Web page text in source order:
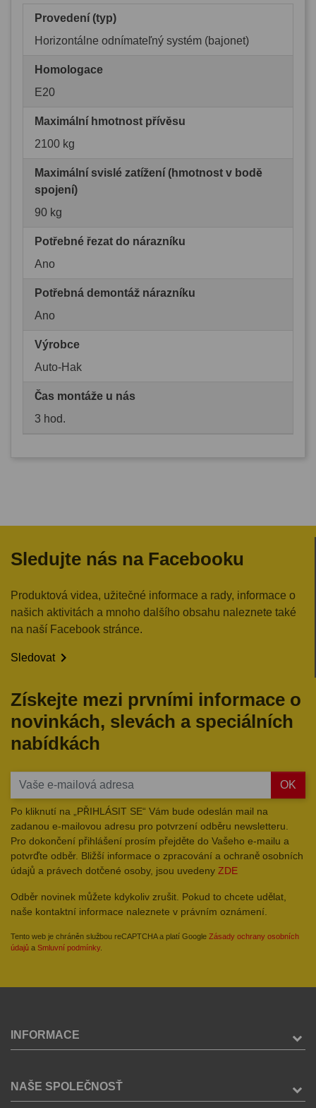
Provedení (typ)
Horizontálne odnímateľný systém (bajonet)
Homologace
E20
Maximální hmotnost přívěsu
2100 kg
Maximální svislé zatížení (hmotnost v bodě
spojení)
90 kg
Potřebné řezat do nárazníku
Ano
Potřebná demontáž nárazníku
Ano
Výrobce
Auto-Hak
Čas montáže u nás
3 hod.
Sledujte nás na Facebooku
Produktová videa, užitečné informace a rady, informace o
našich aktivitách a mnoho dalšího obsahu naleznete také
na naší Facebook stránce.
Sledovat
Získejte mezi prvními informace o
novinkách, slevách a speciálních
nabídkách
OK
Po kliknutí na „PŘIHLÁSIT SE“ Vám bude odeslán mail na
zadanou e-mailovou adresu pro potvrzení odběru newsletteru.
Pro dokončení přihlášení prosím přejděte do Vašeho e-mailu a
potvrďte odběr. Bližší informace o zpracování a ochraně osobních
údajů a právech dotčené osoby, jsou uvedeny ZDE
Odběr novinek můžete kdykoliv zrušit. Pokud to chcete udělat,
naše kontaktní informace naleznete v právním oznámení.
Tento web je chráněn službou reCAPTCHA a platí Google Zásady ochrany osobních
údajů a Smluvní podmínky.
INFORMACE
NAŠE SPOLEČNOSŤ